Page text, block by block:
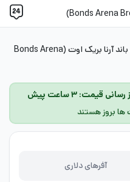
خرید باند آرنا بریک اوت (Bonds Arena
قیمت: ۳ ساعت پیش
بروز هستند
آفرهای دلاری